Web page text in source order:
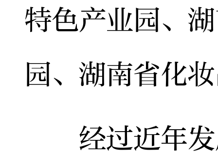
特色产业园、
园、湖南省化
经过近年发